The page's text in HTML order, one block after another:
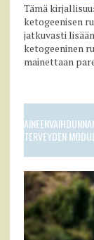
Tämä
ketogeenisen
jatkuvasti
ketogeeninen
mainettaan
TERVEYDEN